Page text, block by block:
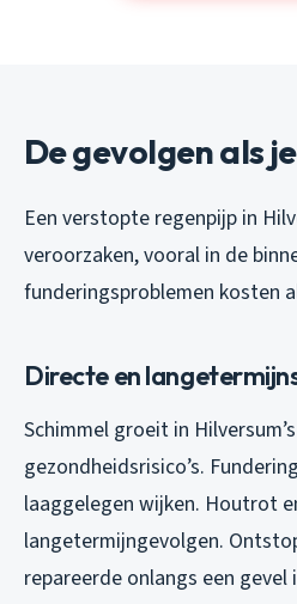
De gevolgen als
Een verstopte regenpijp in
veroorzaken, vooral in de
funderingsproblemen kosten
Directe en
Schimmel groeit in
gezondheidsrisico’s.
laaggelegen wijken. Houtrot
langetermijngevolgen.
repareerde onlangs een gevel